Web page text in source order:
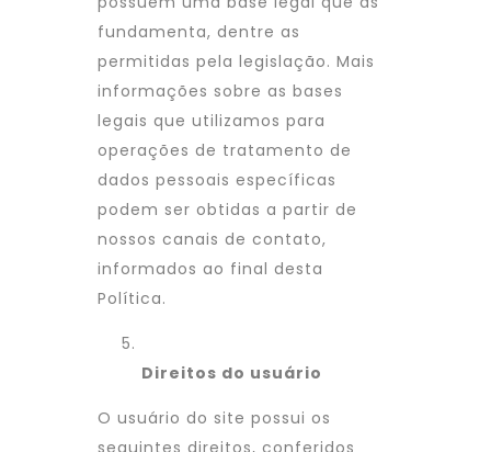
fundamenta, dentre as
permitidas pela legislação. Mais
informações sobre as bases
legais que utilizamos para
operações de tratamento de
dados pessoais específicas
podem ser obtidas a partir de
nossos canais de contato,
informados ao final desta
Política.
Direitos do usuário
O usuário do site possui os
seguintes direitos, conferidos